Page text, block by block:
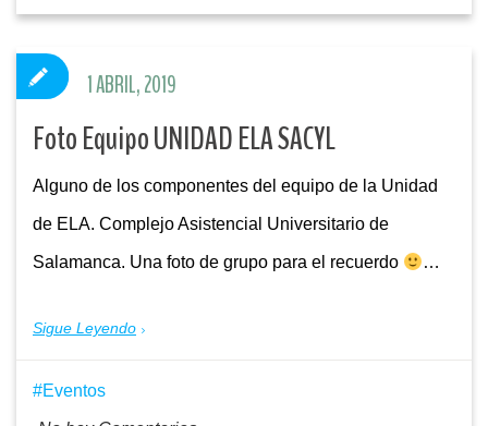
Foto Equipo UNIDAD ELA SACYL
Alguno de los componentes del equipo de la Unidad
de ELA. Complejo Asistencial Universitario de
Salamanca. Una foto de grupo para el recuerdo …
Sigue Leyendo
1 ABRIL, 2019
Eventos